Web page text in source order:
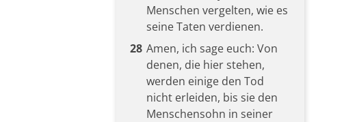
Menschen vergelten, wie es
seine Taten verdienen.
28 Amen, ich sage euch: Von
denen, die hier stehen,
werden einige den Tod
nicht erleiden, bis sie den
Menschensohn in seiner